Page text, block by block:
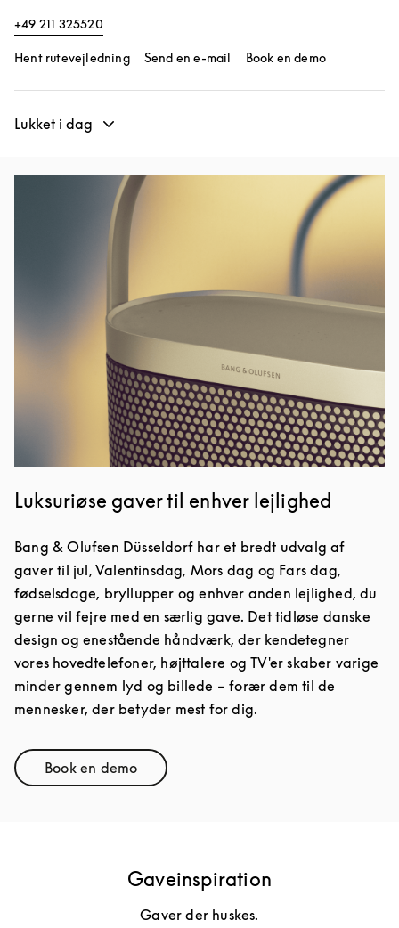
+49 211 325520
Hent rutevejledningLink Opens in New Tab
Send en e-mail Book en demo
Lukket i dag
Luksuriøse gaver til enhver lejlighed
Bang & Olufsen Düsseldorf har et bredt udvalg af
gaver til jul, Valentinsdag, Mors dag og Fars dag,
fødselsdage, bryllupper og enhver anden lejlighed, du
gerne vil fejre med en særlig gave. Det tidløse danske
design og enestående håndværk, der kendetegner
vores hovedtelefoner, højttalere og TV'er skaber varige
minder gennem lyd og billede – forær dem til de
mennesker, der betyder mest for dig.
Book en demoLink Opens in New Tab
Gaveinspiration
Gaver der huskes.